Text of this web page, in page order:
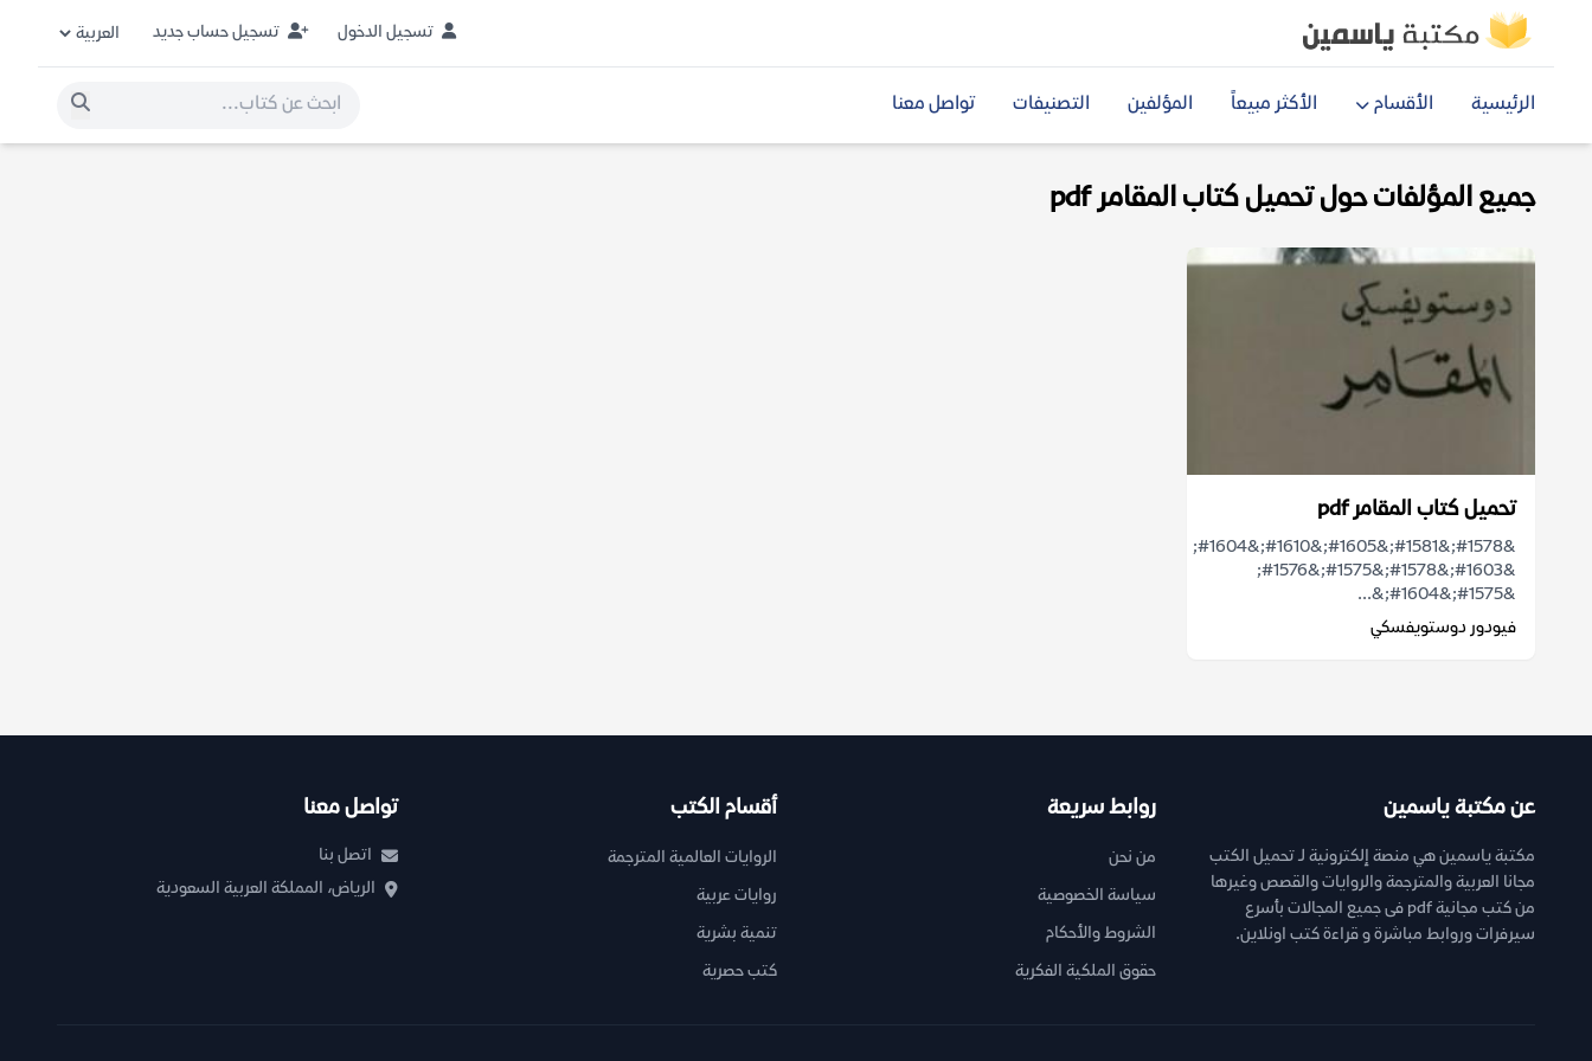
تسجيل الدخول تسجيل حساب جديد
الرئيسية الأقسام الأكثر مبيعاً المؤلفين التصنيفات تواصل معنا
جميع المؤلفات حول تحميل كتاب المقامر pdf
تحميل كتاب المقامر pdf
&#1578;&#1581;&#1605;&#1610;&#1604;
&#1603;&#1578;&#1575;&#1576;
&#1575;&#1604;&...
فيودور دوستويفسكي
عن مكتبة ياسمين
مكتبة ياسمين هي منصة إلكترونية لـ تحميل الكتب
مجانا العربية والمترجمة والروايات والقصص وغيرها
من كتب مجانية pdf فى جميع المجالات بأسرع
سيرفرات وروابط مباشرة و قراءة كتب اونلاين.
روابط سريعة
من نحن
سياسة الخصوصية
الشروط والأحكام
حقوق الملكية الفكرية
أقسام الكتب
الروايات العالمية المترجمة
روايات عربية
تنمية بشرية
كتب حصرية
تواصل معنا
اتصل بنا
الرياض، المملكة العربية السعودية